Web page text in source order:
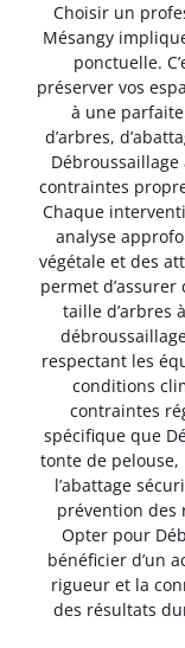
Choisir un
Mésangy
ponctuelle.
préserver vos
à une
d’arbres,
contraintes
Chaque
analyse
végétale et des
permet
taille d’arbres
respectant les
conditions
contraintes
spécifique que
tonte de
l’abattage
prévention des
Opter pour
bénéficier d’un
rigueur et la
des résultats